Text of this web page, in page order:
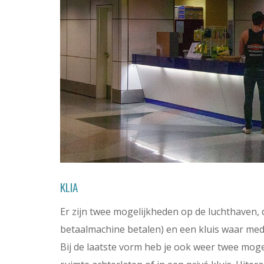
KLIA
Er zijn twee mogelijkheden op de
betaalmachine betalen) en een kluis waar
Bij de laatste vorm heb je ook weer twee